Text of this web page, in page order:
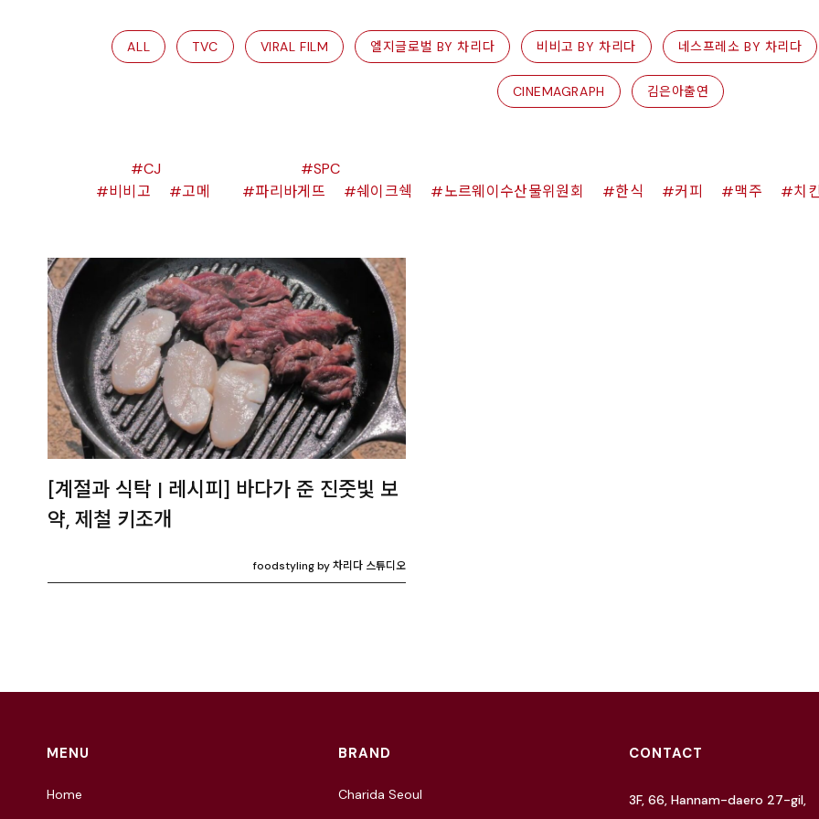
ALL TVC VIRAL FILM 엘지글로벌 BY 차리다 비비고 BY 차리다 네스프레소 BY 차리다
CINEMAGRAPH 김은아출연
CJ
비비고
고메
SPC
파리바게뜨
쉐이크쉑 노르웨이수산물위원회 한식 커피 맥주 치킨
[계절과 식탁 | 레시피] 바다가 준 진줏빛 보
약, 제철 키조개
foodstyling by 차리다 스튜디오
MENU
Home
BRAND
Charida Seoul
CONTACT
3F, 66, Hannam-daero 27-gil,